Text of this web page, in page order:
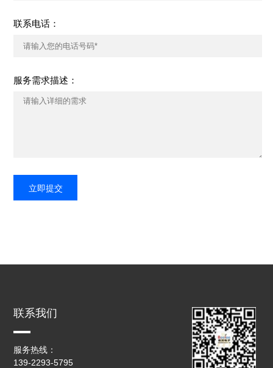
联系电话：
服务需求描述：
联系我们
服务热线：
139-2293-5795